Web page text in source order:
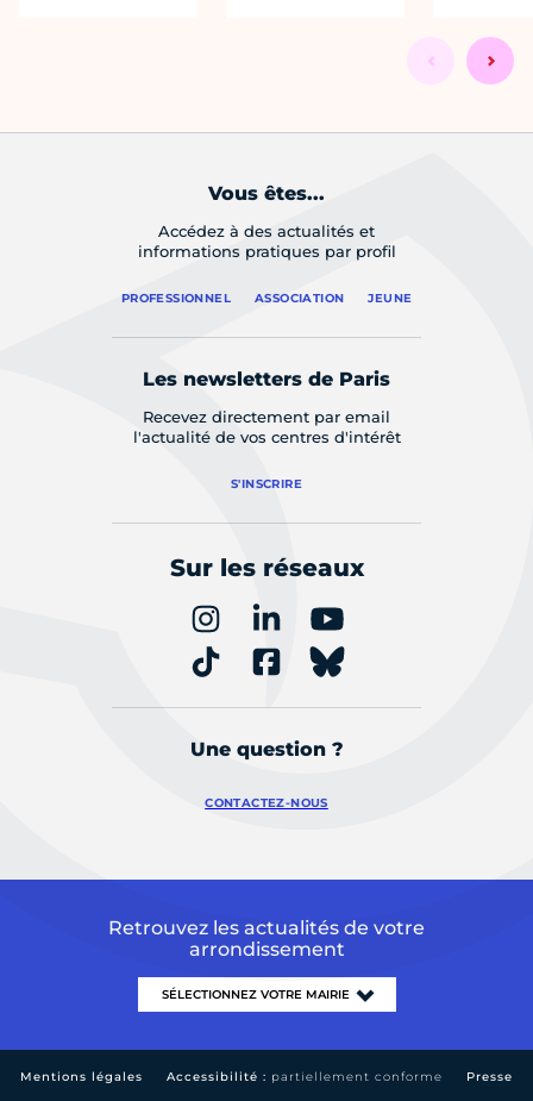
Vous êtes...
Accédez à des actualités et
informations pratiques par profil
PROFESSIONNEL ASSOCIATION JEUNE
Les newsletters de Paris
Recevez directement par email
l'actualité de vos centres d'intérêt
S'INSCRIRE
Sur les réseaux
Une question ?
CONTACTEZ-NOUS
Retrouvez les actualités de votre
arrondissement
Mentions légales Accessibilité : partiellement conforme Presse